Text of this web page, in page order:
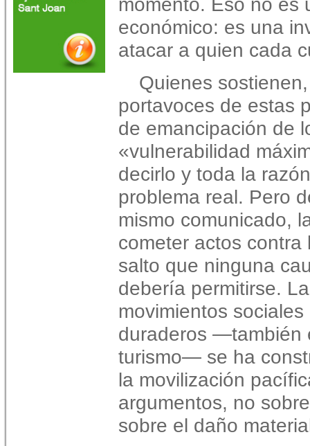
económico: es una
atacar a quien cada
Quienes
portavoces de estas
de emancipación de
«vulnerabilidad
decirlo y toda la
problema real. Pero
mismo comunicado,
cometer actos
salto que ninguna
debería permitirse.
movimientos
duraderos —también
turismo— se ha
la movilización
argumentos, no
sobre el daño